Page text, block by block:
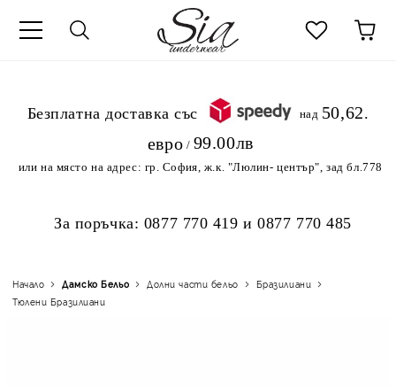
.Безплатна доставка със
над 50,62
евро / 99.00лв
или на място на адрес: гр. София, ж.к. "Люлин- център", зад бл.778
За поръчка: 0877 770 419 и0877 770 485
Начало Дамско Бельо Долни части бельо
Бразилиани
Тюлени Бразилиани